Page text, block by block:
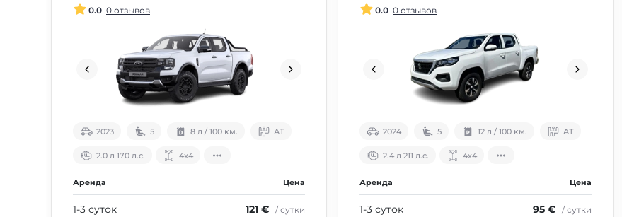
0.0 0 отзывов
2023 5 8 л / 100 км. АТ
2.0 л 170 л.с. 4х4
Аренда Цена
1-3 суток 121 € / сутки
0.0 0 отзывов
2024 5 12 л / 100 км. АТ
2.4 л 211 л.с. 4х4
Аренда Цена
1-3 суток 95 € / сутки